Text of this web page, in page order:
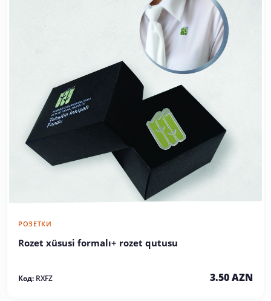
РОЗЕТКИ
Rozet xüsusi formalı+ rozet qutusu
Код: RXFZ 3.50 AZN